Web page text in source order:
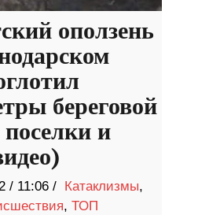
оползень
береговой
и
/ 11:06 / Катаклизмы,
, ТОП